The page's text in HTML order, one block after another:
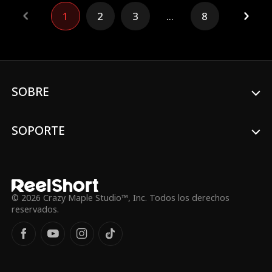
en el restaurante donde trabaja Layla.
Joshua quiere que cumpla el contrato,
pero Layla no se encuentra bien de salud y
innegable entre ellos y las llamas del amor
1 2 3 ... 8
SOBRE
SOPORTE
© 2026 Crazy Maple Studio™, Inc. Todos los derechos
reservados.